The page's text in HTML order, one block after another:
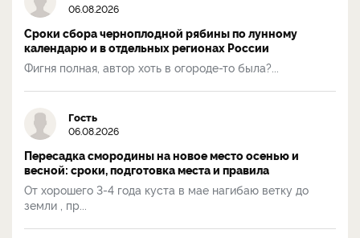
06.08.2026
Сроки сбора черноплодной рябины по лунному
календарю и в отдельных регионах России
Фигня полная, автор хоть в огороде-то была?...
Гость
06.08.2026
Пересадка смородины на новое место осенью и
весной: сроки, подготовка места и правила
От хорошего 3-4 года куста в мае нагибаю ветку до
земли , пр...